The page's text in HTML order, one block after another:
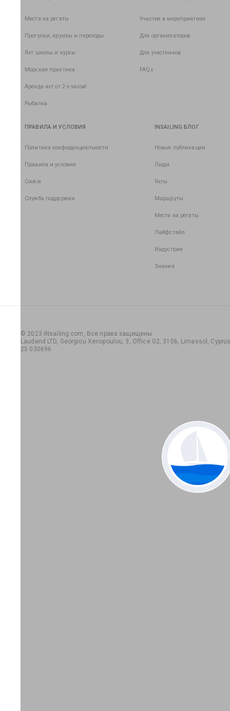
Места на регаты
Прогулки, круизы и переходы
Яхт школы и курсы
Морская практика
Аренда яхт от 2-х часов!
Рыбалка
Участие в мероприятиях
Для организаторов
Для участников
FAQs
ПРАВИЛА И УСЛОВИЯ
Политика конфиденциальности
Правила и условия
Cookie
Служба поддержки
INSAILING БЛОГ
Новые публикации
Люди
Яхты
Маршруты
Места на регаты
Лайфстайл
Индустрия
Знания
© 2023 iNsailing.com, Все права защищены.
Laudend LTD, Georgiou Xenopoulou, 3, Office G2, 3106, Limassol,
25 030696